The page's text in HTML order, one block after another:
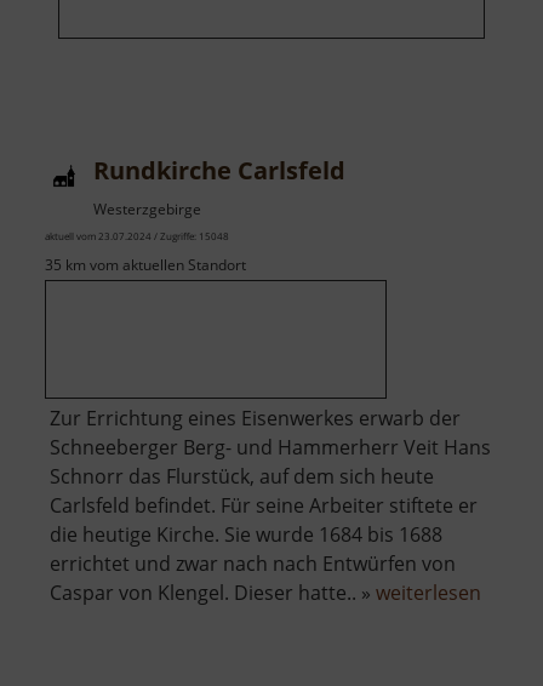
Rundkirche Carlsfeld
Westerzgebirge
aktuell vom 23.07.2024 / Zugriffe: 15048
35 km vom aktuellen Standort
Zur Errichtung eines Eisenwerkes erwarb der
Schneeberger Berg- und Hammerherr Veit Hans
Schnorr das Flurstück, auf dem sich heute
Carlsfeld befindet. Für seine Arbeiter stiftete er
die heutige Kirche. Sie wurde 1684 bis 1688
errichtet und zwar nach nach Entwürfen von
Caspar von Klengel. Dieser hatte.. » weiterlesen